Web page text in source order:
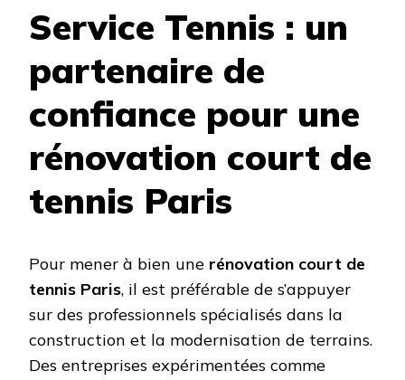
Service Tennis : un
partenaire de
confiance pour une
rénovation court de
tennis Paris
Pour mener à bien une rénovation court de
tennis Paris, il est préférable de s’appuyer
sur des professionnels spécialisés dans la
construction et la modernisation de terrains.
Des entreprises expérimentées comme